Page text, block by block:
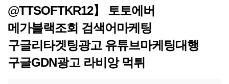
@TTSOFTKR12】 토토에버
메가블랙조회 검색어마케팅
구글리타겟팅광고 유튜브마케팅대행
구글GDN광고 라비앙 먹튀